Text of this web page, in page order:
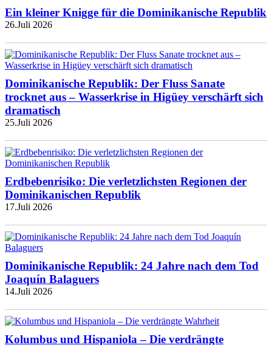
Ein kleiner Knigge für die Dominikanische Republik
26.Juli 2026
Dominikanische Republik: Der Fluss Sanate
trocknet aus – Wasserkrise in Higüey verschärft sich
dramatisch
25.Juli 2026
Erdbebenrisiko: Die verletzlichsten Regionen der
Dominikanischen Republik
17.Juli 2026
Dominikanische Republik: 24 Jahre nach dem Tod
Joaquín Balaguers
14.Juli 2026
Kolumbus und Hispaniola – Die verdrängte